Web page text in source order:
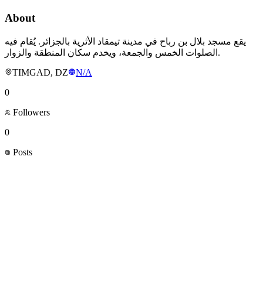
About
يقع مسجد بلال بن رباح في مدينة تيمقاد الأثرية بالجزائر. يُقام فيه
الصلوات الخمس والجمعة، ويخدم سكان المنطقة والزوار.
TIMGAD, DZ
N/A
0
Followers
0
Posts